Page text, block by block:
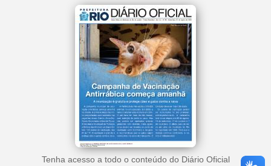
Tenha acesso a todo o conteúdo do Diário Oficial